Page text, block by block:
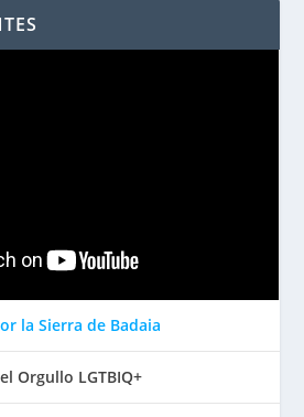
la Sierra de Badaia
Orgullo LGTBIQ+